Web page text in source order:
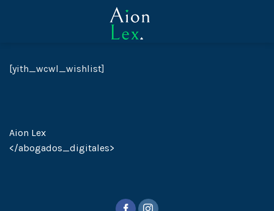
[yith_wcwl_wishlist]
Aion Lex
</abogados_digitales>